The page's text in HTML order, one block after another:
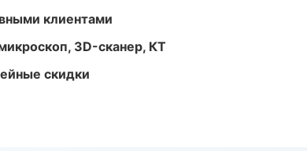
клиентами
3D-сканер, КТ
скидки